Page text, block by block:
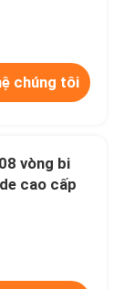
chúng tôi
vòng bi
cao cấp